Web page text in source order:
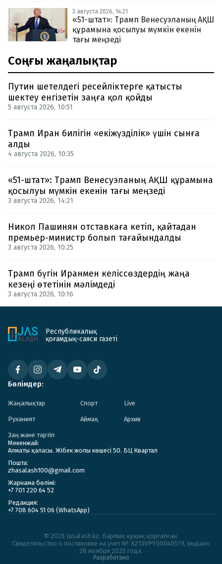
3 августа 2026, 14:21
«51-штат»: Трамп Венесуэланың АҚШ
құрамына қосылуы мүмкін екенін
тағы меңзеді
Соңғы жаңалықтар
Путин шетелдегі ресейліктерге қатысты
шектеу енгізетін заңға қол қойды
5 августа 2026, 10:51
Трамп Иран билігін «екіжүзділік» үшін сынға
алды
4 августа 2026, 10:35
«51-штат»: Трамп Венесуэланың АҚШ құрамына
қосылуы мүмкін екенін тағы меңзеді
3 августа 2026, 14:21
Никол Пашинян отставкаға кетіп, қайтадан
премьер-министр болып тағайындалды
3 августа 2026, 10:25
Трамп бүгін Иранмен келіссөздердің жаңа
кезеңі өтетінін мәлімдеді
3 августа 2026, 10:16
Республикалық
қоғамдық-саяси газеті
Бөлімдер:
Жаңалықтар Спорт Live
Руханият Аймақ Архив
Заң және тәртіп
Мекенжай:
Алматы қаласы. Жібек жолы көшесі 50. БЦ Квартал
Пошта:
zhasalash100@gmail.com
Жарнама бөлімі:
+7 701 220 64 52
Редакция:
+7 708 604 51 06 (WhatsApp)
© 2026 Jasalash.kz. Барлық құқық қорғалған.
Cвидетельство о постановке на учет № KZ13VPY00045579, выдано
28 ноября 2025 года.
Разработано